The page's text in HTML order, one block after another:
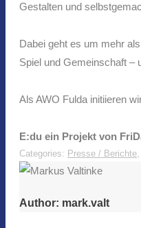
Gestalten und
Dabei geht es um mehr
Spiel und Gemeinschaft –
Als AWO Fulda initiieren
E:du ein Projekt von
Categories: Presse / Berichte,
Author: mark.valt